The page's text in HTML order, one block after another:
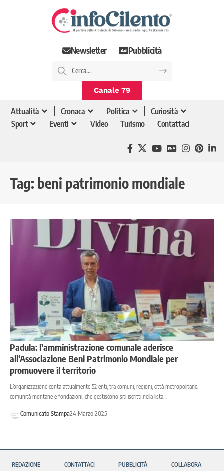
Newsletter Pubblicità
Canale 79
Attualità Cronaca Politica
Curiosità
Sport
Eventi Video Turismo Contattaci
Tag: beni patrimonio mondiale
Padula: l’amministrazione comunale aderisce
all’Associazione Beni Patrimonio Mondiale per
promuovere il territorio
L’organizzazione conta attualmente 52 enti, tra comuni, regioni, città metropolitane,
comunità montane e fondazioni, che gestiscono siti iscritti nella lista…
Comunicato Stampa24 Marzo 2025
REDAZIONE CONTATTACI PUBBLICITÀ COLLABORA